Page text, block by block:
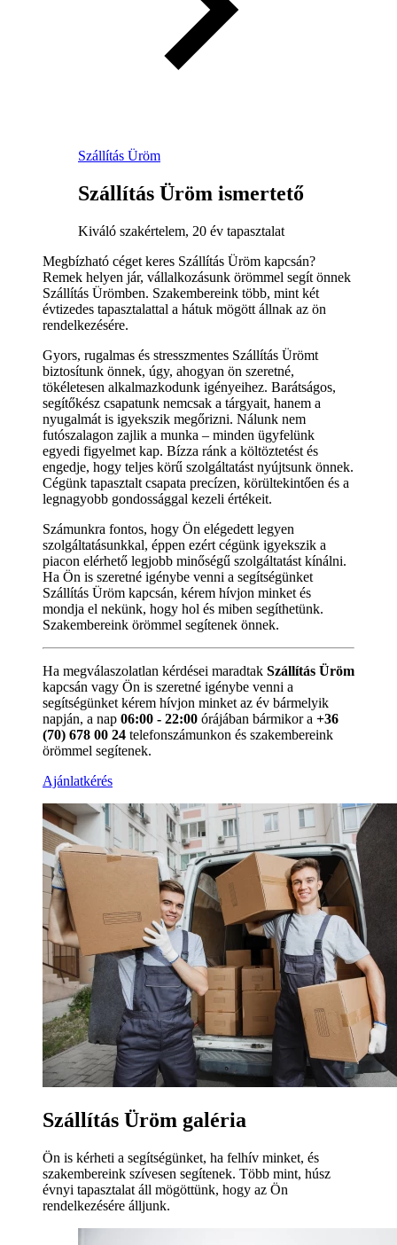
Szállítás Üröm
Szállítás Üröm ismertető
Kiváló szakértelem, 20 év tapasztalat
Megbízható céget keres Szállítás Üröm kapcsán?
Remek helyen jár, vállalkozásunk örömmel segít önnek
Szállítás Ürömben. Szakembereink több, mint két
évtizedes tapasztalattal a hátuk mögött állnak az ön
rendelkezésére.
Gyors, rugalmas és stresszmentes Szállítás Ürömt
biztosítunk önnek, úgy, ahogyan ön szeretné,
tökéletesen alkalmazkodunk igényeihez. Barátságos,
segítőkész csapatunk nemcsak a tárgyait, hanem a
nyugalmát is igyekszik megőrizni. Nálunk nem
futószalagon zajlik a munka – minden ügyfelünk
egyedi figyelmet kap. Bízza ránk a költöztetést és
engedje, hogy teljes körű szolgáltatást nyújtsunk önnek.
Cégünk tapasztalt csapata precízen, körültekintően és a
legnagyobb gondossággal kezeli értékeit.
Számunkra fontos, hogy Ön elégedett legyen
szolgáltatásunkkal, éppen ezért cégünk igyekszik a
piacon elérhető legjobb minőségű szolgáltatást kínálni.
Ha Ön is szeretné igénybe venni a segítségünket
Szállítás Üröm kapcsán, kérem hívjon minket és
mondja el nekünk, hogy hol és miben segíthetünk.
Szakembereink örömmel segítenek önnek.
Ha megválaszolatlan kérdései maradtak Szállítás Üröm
kapcsán vagy Ön is szeretné igénybe venni a
segítségünket kérem hívjon minket az év bármelyik
napján, a nap 06:00 - 22:00 órájában bármikor a +36
(70) 678 00 24 telefonszámunkon és szakembereink
örömmel segítenek.
Ajánlatkérés
Szállítás Üröm galéria
Ön is kérheti a segítségünket, ha felhív minket, és
szakembereink szívesen segítenek. Több mint, húsz
évnyi tapasztalat áll mögöttünk, hogy az Ön
rendelkezésére álljunk.